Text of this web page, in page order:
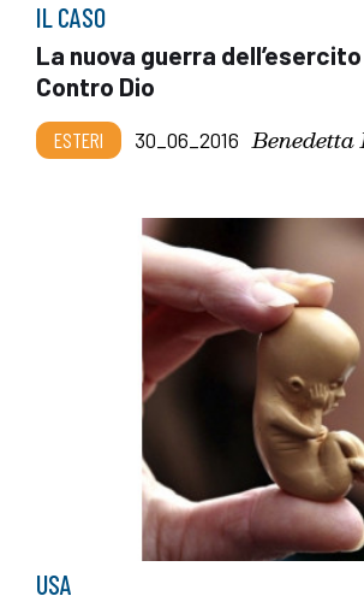
IL CASO
La nuova guerra
Contro Dio
ESTERI 30_06_2016 Benedetta
USA